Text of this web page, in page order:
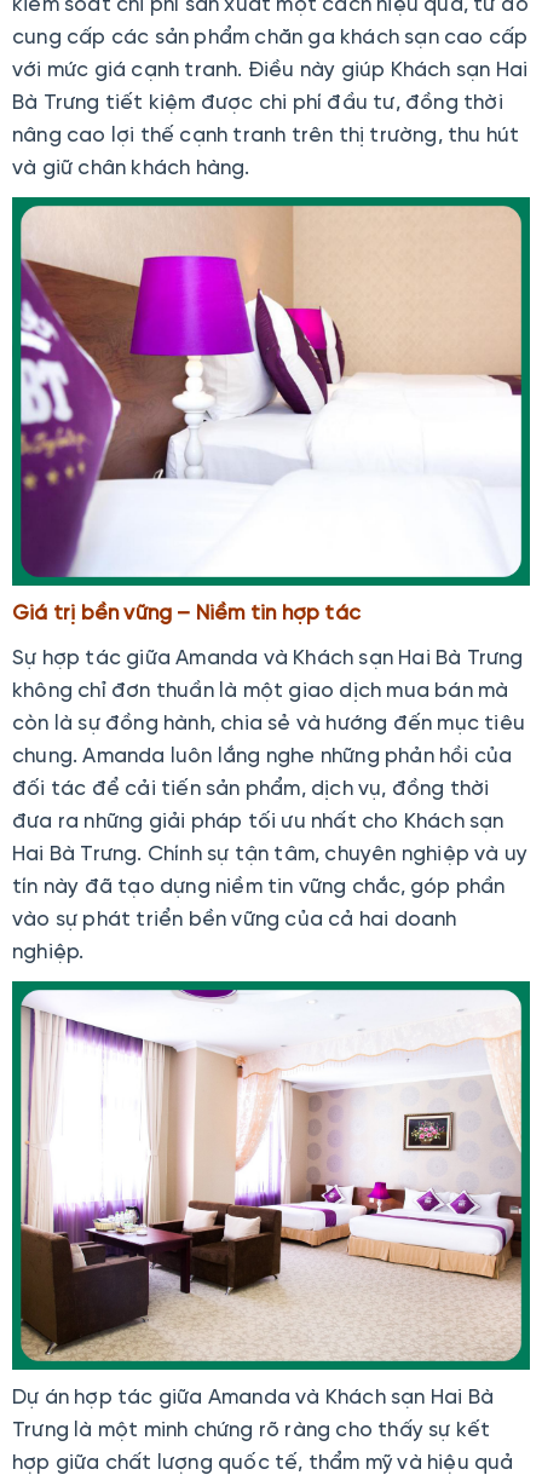
kiểm soát chi phí sản xuất một cách hiệu quả, từ đó
cung cấp các sản phẩm chăn ga khách sạn cao cấp
với mức giá cạnh tranh. Điều này giúp Khách sạn Hai
Bà Trưng tiết kiệm được chi phí đầu tư, đồng thời
nâng cao lợi thế cạnh tranh trên thị trường, thu hút
và giữ chân khách hàng.
Giá trị bền vững – Niềm tin hợp tác
Sự hợp tác giữa Amanda và Khách sạn Hai Bà Trưng
không chỉ đơn thuần là một giao dịch mua bán mà
còn là sự đồng hành, chia sẻ và hướng đến mục tiêu
chung. Amanda luôn lắng nghe những phản hồi của
đối tác để cải tiến sản phẩm, dịch vụ, đồng thời
đưa ra những giải pháp tối ưu nhất cho Khách sạn
Hai Bà Trưng. Chính sự tận tâm, chuyên nghiệp và uy
tín này đã tạo dựng niềm tin vững chắc, góp phần
vào sự phát triển bền vững của cả hai doanh
nghiệp.
Dự án hợp tác giữa Amanda và Khách sạn Hai Bà
Trưng là một minh chứng rõ ràng cho thấy sự kết
hợp giữa chất lượng quốc tế, thẩm mỹ và hiệu quả